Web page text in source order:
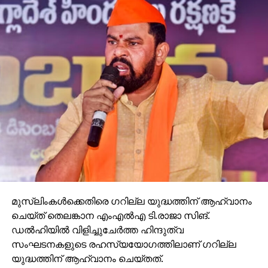
പോരായ്മയാണിത്. ആര്‍.സി.സി കേരളത്തിലെ
മാത്രമല്ല ഇന്ത്യയിലെ തന്നെ പ്രമുഖമായതും
അര്‍ബുദചികില്‍സാംരംഗത്ത് ഏറെ
ആദരിക്കപ്പെടുന്നതുമായ ആതുരാലയമാണ്. രക്തദാനം
നടത്തുന്നതിനു മുമ്പ് നടത്തപ്പെടുന്ന എലീസ
പരിശോധനയില്‍ എയ്ഡ്‌സ് രോഗാണു
തെളിയില്ലത്രെ. ആര്‍.സി.സി യിലും സ്ഥിതി
സമംതന്നെ. എന്നാല്‍ നൂതനമായ ന്യൂക്ലിക് ആസിഡ്
പരിശോധന ( നാറ്റ് ) യില്‍ ഈ കാലാവധി ബാധകമല്ല.
അപ്പോള്‍ നമ്മുടെ ആസ്പത്രികളില്‍ പ്രതിദിനം
നടക്കുന്ന ആയിരക്കണക്കിന് ആളുകളുടെ രക്തദാനവും
രക്തസ്വീകരണവും ഉയര്‍ത്തുന്ന ആശങ്ക ഒട്ടും
സുരക്ഷിതവും ലളിതവുമേയല്ലെന്നുവരുന്നു.
കുട്ടികള്‍ക്ക് ചികില്‍സക്കിടെ എയ്ഡ്‌സ് ബാധിച്ചതായി
കണ്ടെത്തിയിട്ടുണ്ട്. ആലപ്പുഴ സ്വദേശിയായ
ബാലികയുടെ മാതാപിതാക്കളില്‍ നടത്തിയ
പരിശോധനയില്‍ എയ്ഡസ് ബാധ കണ്ടെത്തിയിട്ടില്ല
എന്നതും ഇതുസംബന്ധിച്ച ജാഗ്രതയിലേക്കാണ്
മുസ്ലിംകള്‍ക്കെതിരെ ഗറില്ല യുദ്ധത്തിന് ആഹ്വാനം
ചെയ്ത് തെലങ്കാന എംഎല്‍എ ടി.രാജാ സിങ്.
ഡല്‍ഹിയില്‍ വിളിച്ചുചേര്‍ത്ത ഹിന്ദുത്വ
സംഘടനകളുടെ രഹസ്യയോഗത്തിലാണ് ഗറില്ല
യുദ്ധത്തിന് ആഹ്വാനം ചെയ്തത്.